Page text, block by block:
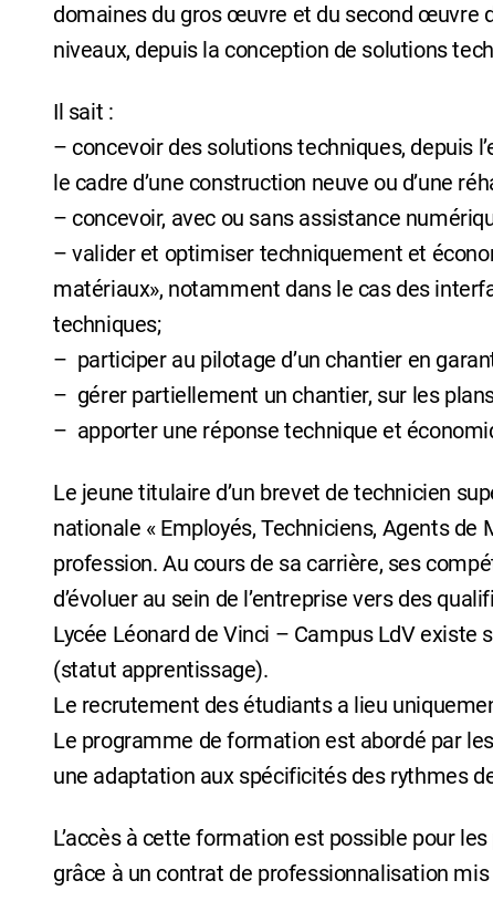
domaines du gros œuvre et du second œuvre
niveaux, depuis la conception de solutions
Il sait :
– concevoir des solutions techniques, depuis
le cadre d’une construction neuve ou d’une
– concevoir, avec ou sans assistance
– valider et optimiser techniquement et
matériaux», notamment dans le cas des
techniques;
– participer au pilotage d’un chantier en
– gérer partiellement un chantier, sur les
– apporter une réponse technique et
Le jeune titulaire d’un brevet de technicien
nationale « Employés, Techniciens, Agents de
profession. Au cours de sa carrière, ses
d’évoluer au sein de l’entreprise vers des
Lycée Léonard de Vinci – Campus LdV
(statut apprentissage).
Le recrutement des étudiants a lieu
Le programme de formation est abordé par
une adaptation aux spécificités des rythmes
L’accès à cette formation est possible pour
grâce à un contrat de professionnalisation